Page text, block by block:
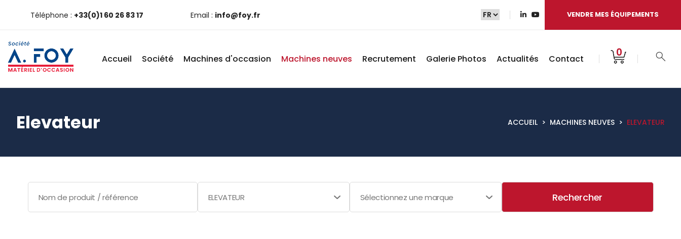
Elevateur ACCUEIL > MACHINES NEUVES > ELEVATEUR
Téléphone : +33(0)1 60 26 83 17 Email : info@foy.fr VENDRE MES ÉQUIPEMENTS
Accueil Société Machines d'occasion Machines neuves Recrutement Galerie Photos Actualités Contact 0